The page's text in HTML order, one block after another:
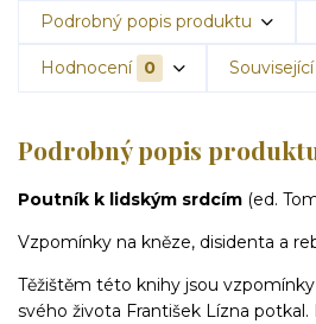
Podrobný popis produktu
Hodnocení 0
Podrobný popis
Poutník k lidským srdcím (ed.
Vzpomínky na kněze, disidenta a
Těžištěm této knihy jsou
svého života František Lízna